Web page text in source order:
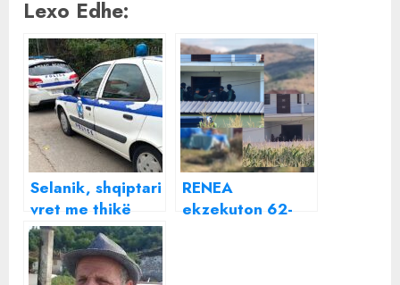
Lexo Edhe:
Selanik, shqiptari
vret me thikë
gruan dhe plagos
djalin që tentoi
ta ndalonte
RENEA
ekzekuton 62-